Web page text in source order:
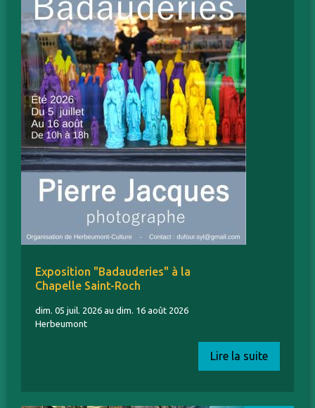
Exposition "Badauderies" à la
Chapelle Saint-Roch
dim. 05 juil. 2026 au dim. 16 août 2026
Herbeumont
Lire la suite